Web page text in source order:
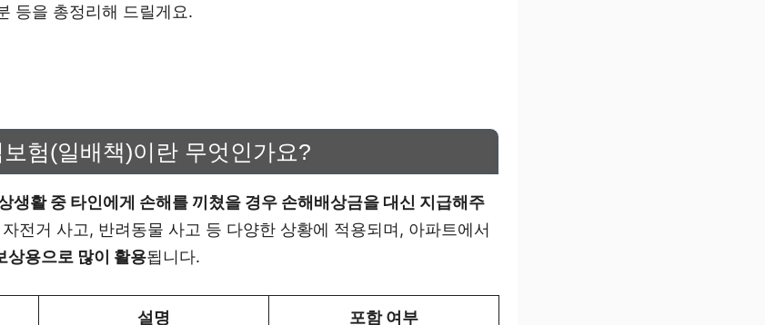
등을 총정리해 드릴게요.
험(일배책)이란 무엇인가요?
생활 중 타인에게 손해를 끼쳤을 경우 손해배상금을 대신 지급해주
전거 사고, 반려동물 사고 등 다양한 상황에 적용되며, 아파트에서
상용으로 많이 활용됩니다.
설명 포함 여부